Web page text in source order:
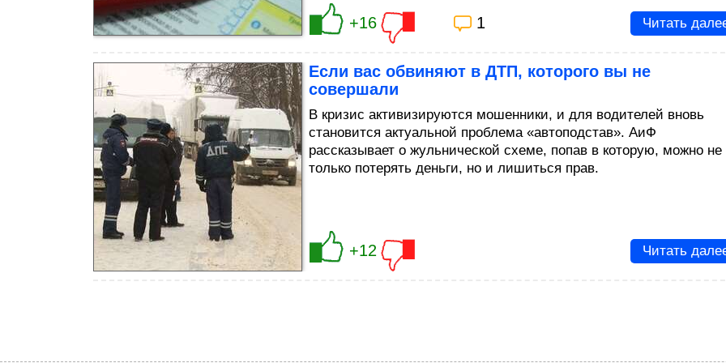
+16 1 Читать
Если вас обвиняют в ДТП, которого вы не
совершали
В кризис активизируются мошенники, и для водителей вновь
становится актуальной проблема «автоподстав». АиФ
рассказывает о жульнической схеме, попав в которую, можно не
только потерять деньги, но и лишиться прав.
+12 Читать